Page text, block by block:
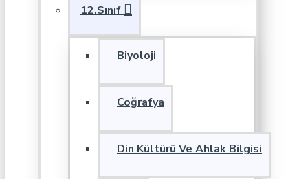
12.Sınıf
Biyoloji
Coğrafya
Din Kültürü Ve Ahlak Bilgisi